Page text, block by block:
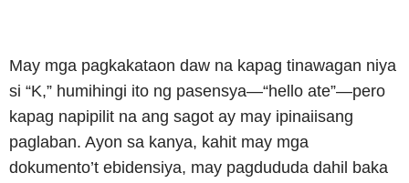
May mga pagkakataon daw na kapag tinawagan niya
si “K,” humihingi ito ng pasensya—“hello ate”—pero
kapag napipilit na ang sagot ay may ipinaiisang
paglaban. Ayon sa kanya, kahit may mga
dokumento’t ebidensiya, may pagdududa dahil baka